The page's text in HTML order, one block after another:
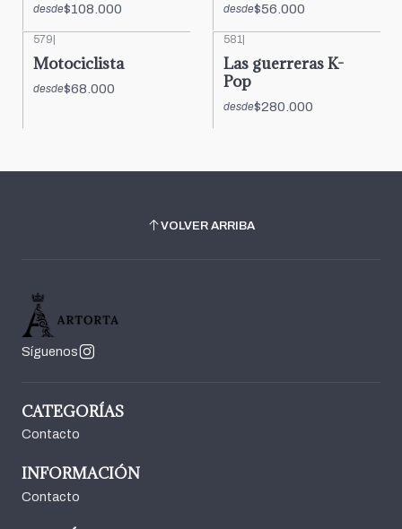
desde$108.000 desde$56.000
579|
Motociclista
desde$68.000
581 |
Las guerreras K-
Pop
desde$280.000
VOLVER ARRIBA
Síguenos
CATEGORÍAS
Contacto
INFORMACIÓN
Contacto